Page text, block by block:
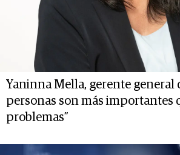
Yaninna Mella, gerente general
personas son más importantes
problemas”